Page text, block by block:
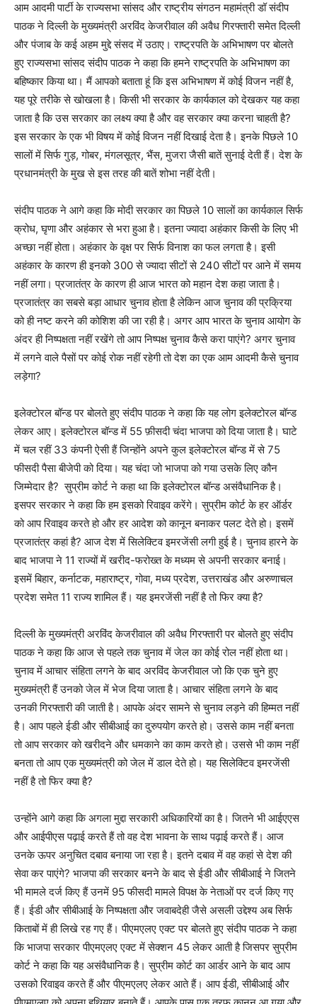
आम आदमी पार्टी के राज्यसभा सांसद और राष्ट्रीय संगठन महामंत्री डॉ संदीप
पाठक ने दिल्ली के मुख्यमंत्री अरविंद केजरीवाल की अवैध गिरफ्तारी समेत दिल्ली
और पंजाब के कई अहम मुद्दे संसद में उठाए। राष्ट्रपति के अभिभाषण पर बोलते
हुए राज्यसभा सांसद संदीप पाठक ने कहा कि हमने राष्ट्रपति के अभिभाषण का
बहिष्कार किया था। मैं आपको बताता हूं कि इस अभिभाषण में कोई विजन नहीं है,
यह पूरे तरीके से खोखला है। किसी भी सरकार के कार्यकाल को देखकर यह कहा
जाता है कि उस सरकार का लक्ष्य क्या है और वह सरकार क्या करना चाहती है?
इस सरकार के एक भी विषय में कोई विजन नहीं दिखाई देता है। इनके पिछले 10
सालों में सिर्फ गुड़, गोबर, मंगलसूत्र, भैंस, मुजरा जैसी बातें सुनाई देती हैं। देश के
प्रधानमंत्री के मुख से इस तरह की बातें शोभा नहीं देती।
संदीप पाठक ने आगे कहा कि मोदी सरकार का पिछले 10 सालों का कार्यकाल सिर्फ
क्रोध, घृणा और अहंकार से भरा हुआ है। इतना ज्यादा अहंकार किसी के लिए भी
अच्छा नहीं होता। अहंकार के वृक्ष पर सिर्फ विनाश का फल लगता है। इसी
अहंकार के कारण ही इनको 300 से ज्यादा सीटों से 240 सीटों पर आने में समय
नहीं लगा। प्रजातंत्र के कारण ही आज भारत को महान देश कहा जाता है।
प्रजातंत्र का सबसे बड़ा आधार चुनाव होता है लेकिन आज चुनाव की प्रक्रिया
को ही नष्ट करने की कोशिश की जा रही है। अगर आप भारत के चुनाव आयोग के
अंदर ही निष्पक्षता नहीं रखेंगे तो आप निष्पक्ष चुनाव कैसे करा पाएंगे? अगर चुनाव
में लगने वाले पैसों पर कोई रोक नहीं रहेगी तो देश का एक आम आदमी कैसे चुनाव
लड़ेगा?
इलेक्टोरल बॉन्ड पर बोलते हुए संदीप पाठक ने कहा कि यह लोग इलेक्टोरल बॉन्ड
लेकर आए। इलेक्टोरल बॉन्ड में 55 फ़ीसदी चंदा भाजपा को दिया जाता है। घाटे
में चल रहीं 33 कंपनी ऐसी हैं जिन्होंने अपने कुल इलेक्टोरल बॉन्ड में से 75
फीसदी पैसा बीजेपी को दिया। यह चंदा जो भाजपा को गया उसके लिए कौन
जिम्मेदार है? सुप्रीम कोर्ट ने कहा था कि इलेक्टोरल बॉन्ड असंवैधानिक है।
इसपर सरकार ने कहा कि हम इसको रिवाइव करेंगे। सुप्रीम कोर्ट के हर ऑर्डर
को आप रिवाइव करते हो और हर आदेश को कानून बनाकर पलट देते हो। इसमें
प्रजातंत्र कहां है? आज देश में सिलेक्टिव इमरजेंसी लगी हुई है। चुनाव हारने के
बाद भाजपा ने 11 राज्यों में खरीद-फरोख्त के मध्यम से अपनी सरकार बनाई।
इसमें बिहार, कर्नाटक, महाराष्ट्र, गोवा, मध्य प्रदेश, उत्तराखंड और अरुणाचल
प्रदेश समेत 11 राज्य शामिल हैं। यह इमरजेंसी नहीं है तो फिर क्या है?
दिल्ली के मुख्यमंत्री अरविंद केजरीवाल की अवैध गिरफ्तारी पर बोलते हुए संदीप
पाठक ने कहा कि आज से पहले तक चुनाव में जेल का कोई रोल नहीं होता था।
चुनाव में आचार संहिता लगने के बाद अरविंद केजरीवाल जो कि एक चुने हुए
मुख्यमंत्री हैं उनको जेल में भेज दिया जाता है। आचार संहिता लगने के बाद
उनकी गिरफ्तारी की जाती है। आपके अंदर सामने से चुनाव लड़ने की हिम्मत नहीं
है। आप पहले ईडी और सीबीआई का दुरुपयोग करते हो। उससे काम नहीं बनता
तो आप सरकार को खरीदने और धमकाने का काम करते हो। उससे भी काम नहीं
बनता तो आप एक मुख्यमंत्री को जेल में डाल देते हो। यह सिलेक्टिव इमरजेंसी
नहीं है तो फिर क्या है?
उन्होंने आगे कहा कि अगला मुद्दा सरकारी अधिकारियों का है। जितने भी आईएएस
और आईपीएस पढ़ाई करते हैं तो वह देश भावना के साथ पढ़ाई करते हैं। आज
उनके ऊपर अनुचित दबाव बनाया जा रहा है। इतने दबाव में वह कहां से देश की
सेवा कर पाएंगे? भाजपा की सरकार बनने के बाद से ईडी और सीबीआई ने जितने
भी मामले दर्ज किए हैं उनमें 95 फीसदी मामले विपक्ष के नेताओं पर दर्ज किए गए
हैं। ईडी और सीबीआई के निष्पक्षता और जवाबदेही जैसे असली उद्देश्य अब सिर्फ
किताबों में ही लिखे रह गए हैं। पीएमएलए एक्ट पर बोलते हुए संदीप पाठक ने कहा
कि भाजपा सरकार पीएमएलए एक्ट में सेक्शन 45 लेकर आती है जिसपर सुप्रीम
कोर्ट ने कहा कि यह असंवैधानिक है। सुप्रीम कोर्ट का आर्डर आने के बाद आप
उसको रिवाइव करते हैं और पीएमएलए लेकर आते हैं। आप ईडी, सीबीआई और